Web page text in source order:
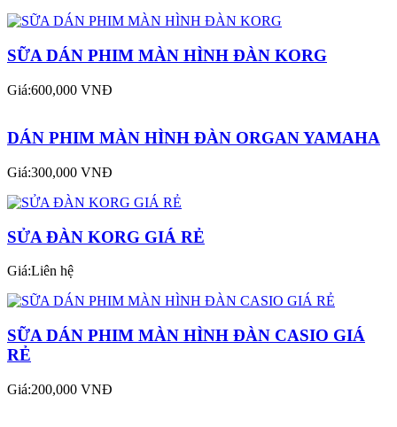
SỮA DÁN PHIM MÀN HÌNH ĐÀN KORG
Giá:600,000 VNĐ
DÁN PHIM MÀN HÌNH ĐÀN ORGAN YAMAHA
Giá:300,000 VNĐ
SỬA ĐÀN KORG GIÁ RẺ
Giá:Liên hệ
SỮA DÁN PHIM MÀN HÌNH ĐÀN CASIO GIÁ
RẺ
Giá:200,000 VNĐ